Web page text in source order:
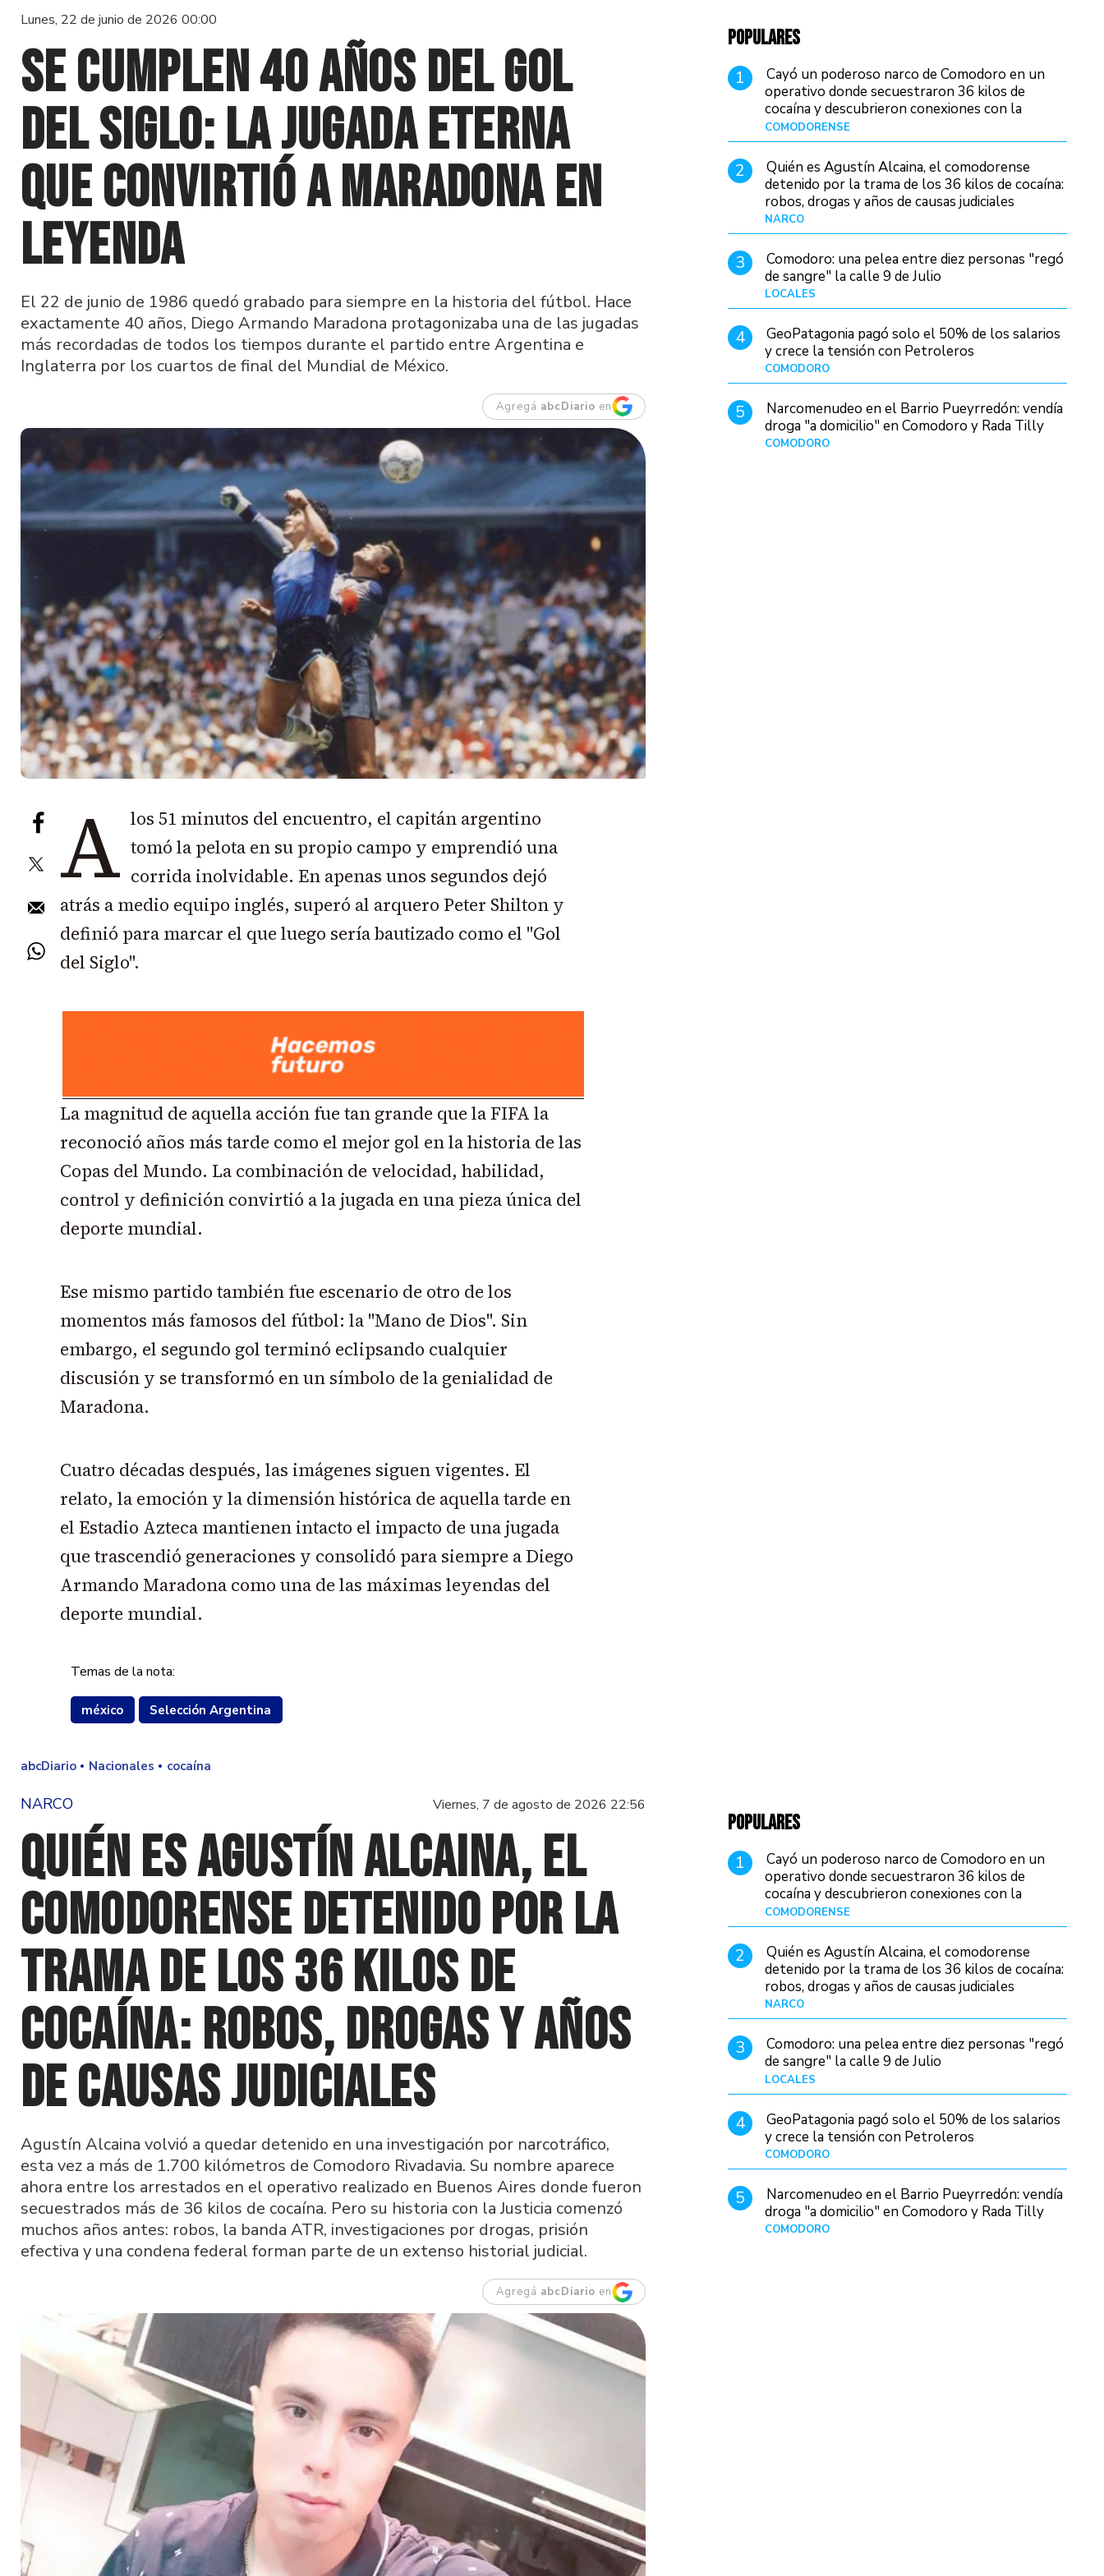
Lunes, 22 de junio de 2026 00:00
Se cumplen 40 años del Gol
del Siglo: la jugada eterna
que convirtió a Maradona en
leyenda
El 22 de junio de 1986 quedó grabado para siempre en la historia del fútbol. Hace
exactamente 40 años, Diego Armando Maradona protagonizaba una de las jugadas
más recordadas de todos los tiempos durante el partido entre Argentina e
Inglaterra por los cuartos de final del Mundial de México.
Agregá abcDiario en
A los 51 minutos del encuentro, el capitán argentino
tomó la pelota en su propio campo y emprendió una
corrida inolvidable. En apenas unos segundos dejó
atrás a medio equipo inglés, superó al arquero Peter Shilton y
definió para marcar el que luego sería bautizado como el "Gol
del Siglo".
La magnitud de aquella acción fue tan grande que la FIFA la
reconoció años más tarde como el mejor gol en la historia de las
Copas del Mundo. La combinación de velocidad, habilidad,
control y definición convirtió a la jugada en una pieza única del
deporte mundial.
Ese mismo partido también fue escenario de otro de los
momentos más famosos del fútbol: la "Mano de Dios". Sin
embargo, el segundo gol terminó eclipsando cualquier
discusión y se transformó en un símbolo de la genialidad de
Maradona.
Cuatro décadas después, las imágenes siguen vigentes. El
relato, la emoción y la dimensión histórica de aquella tarde en
el Estadio Azteca mantienen intacto el impacto de una jugada
que trascendió generaciones y consolidó para siempre a Diego
Armando Maradona como una de las máximas leyendas del
deporte mundial.
Temas de la nota:
méxico Selección Argentina
POPULARES
1
Cayó un poderoso narco de Comodoro en un
operativo donde secuestraron 36 kilos de
cocaína y descubrieron conexiones con la
Patagonia
COMODORENSE
2
Quién es Agustín Alcaina, el comodorense
detenido por la trama de los 36 kilos de cocaína:
robos, drogas y años de causas judiciales
NARCO
3
Comodoro: una pelea entre diez personas "regó
de sangre" la calle 9 de Julio
LOCALES
4
GeoPatagonia pagó solo el 50% de los salarios
y crece la tensión con Petroleros
COMODORO
5
Narcomenudeo en el Barrio Pueyrredón: vendía
droga "a domicilio" en Comodoro y Rada Tilly
COMODORO
abcDiario Nacionales cocaína
NARCO Viernes, 7 de agosto de 2026 22:56
Quién es Agustín Alcaina, el
comodorense detenido por la
trama de los 36 kilos de
cocaína: robos, drogas y años
de causas judiciales
Agustín Alcaina volvió a quedar detenido en una investigación por narcotráfico,
esta vez a más de 1.700 kilómetros de Comodoro Rivadavia. Su nombre aparece
ahora entre los arrestados en el operativo realizado en Buenos Aires donde fueron
secuestrados más de 36 kilos de cocaína. Pero su historia con la Justicia comenzó
muchos años antes: robos, la banda ATR, investigaciones por drogas, prisión
efectiva y una condena federal forman parte de un extenso historial judicial.
Agregá abcDiario en
POPULARES
1
Cayó un poderoso narco de Comodoro en un
operativo donde secuestraron 36 kilos de
cocaína y descubrieron conexiones con la
Patagonia
COMODORENSE
2
Quién es Agustín Alcaina, el comodorense
detenido por la trama de los 36 kilos de cocaína:
robos, drogas y años de causas judiciales
NARCO
3
Comodoro: una pelea entre diez personas "regó
de sangre" la calle 9 de Julio
LOCALES
4
GeoPatagonia pagó solo el 50% de los salarios
y crece la tensión con Petroleros
COMODORO
5
Narcomenudeo en el Barrio Pueyrredón: vendía
droga "a domicilio" en Comodoro y Rada Tilly
COMODORO